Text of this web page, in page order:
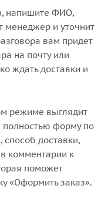
напишите ФИО,
менеджер и уточнит
вам придет
на почту или
ждать доставки и
режиме выглядит
форму по
доставки,
комментарии к
поможет
«Оформить заказ».